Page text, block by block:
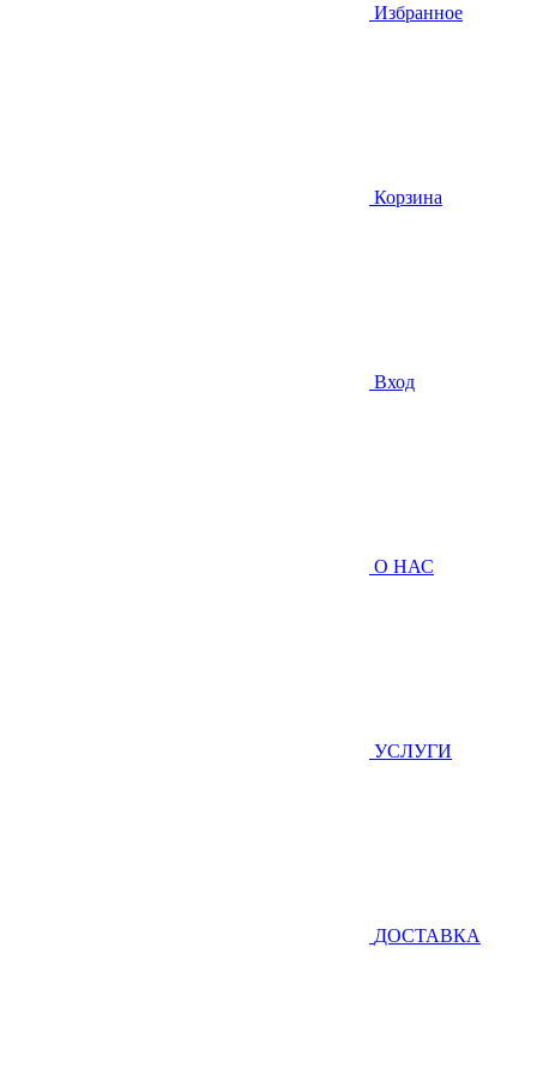
Избранное
Корзина
Вход
О НАС
УСЛУГИ
ДОСТАВКА